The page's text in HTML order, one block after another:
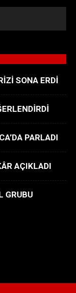
SONA ERDİ
PARLADI
AÇIKLADI
GRUBU